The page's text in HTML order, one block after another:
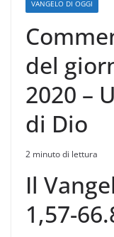
VANGELO DI OGGI
del
2020 –
di Dio
2 minuto di lettura
Il
1,57-